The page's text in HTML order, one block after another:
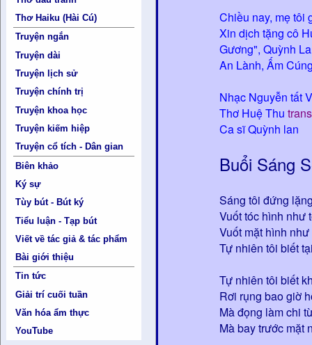
Thơ Haiku (Hài Cú)
Truyện ngắn
Truyện dài
Truyện lịch sử
Truyện chính trị
Truyện khoa học
Truyện kiếm hiệp
Truyện cổ tích - Dân gian
Biên khảo
Ký sự
Tùy bút - Bút ký
Tiểu luận - Tạp bút
Viết về tác giả & tác phẩm
Bài giới thiệu
Tin tức
Giải trí cuối tuần
Văn hóa ẩm thực
YouTube
Chiều nay, mẹ
Xin dịch tặng cô
Gương", Quỳnh
An Lành, Ấm
Nhạc Nguyễn tất
Thơ Huệ Thu
Ca sĩ Quỳnh lan
Buổi Sáng
Sáng tôi đứng
Vuốt tóc hình như
Vuốt mặt hình
Tự nhiên tôi biết
Tự nhiên tôi biết
Rơi rụng bao giờ
Mà đọng làm chi
Mà bay trước mặt